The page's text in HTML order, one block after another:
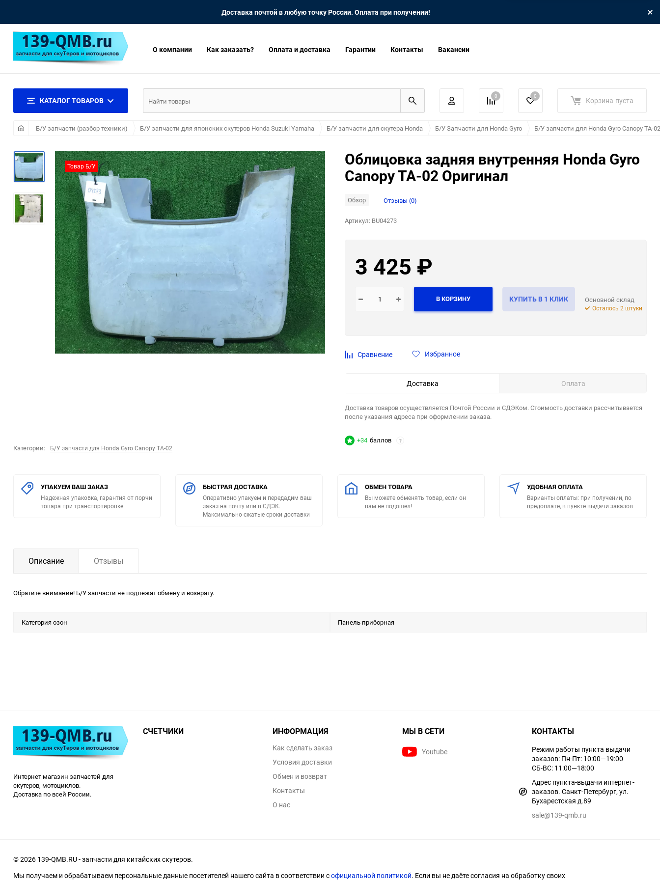
Доставка почтой в любую точку России. Оплата при получении!
О компании Как заказать? Оплата и доставка Гарантии Контакты Вакансии
КАТАЛОГ ТОВАРОВ 0 0 Корзина пуста
Б/У запчасти (разбор техники) Б/У запчасти для японских скутеров Honda Suzuki Yamaha Б/У запчасти для скутера Honda Б/У Запчасти для Honda Gyro Б/У запчасти для Honda Gyro Canopy TA-02
Товар Б/У
Категории: Б/У запчасти для Honda Gyro Canopy TA-02
Облицовка задняя внутренняя Honda Gyro
Canopy TA-02 Оригинал
Обзор Отзывы (0)
Артикул: BU04273
3 425 ₽
В КОРЗИНУ КУПИТЬ В 1 КЛИК Основной склад
Осталось 2 штуки
Сравнение Избранное
Доставка Оплата
Доставка товаров осуществляется Почтой России и СДЭКом. Стоимость доставки рассчитывается
после указания адреса при оформлении заказа.
+34 баллов ?
УПАКУЕМ ВАШ ЗАКАЗ
Надежная упаковка, гарантия от порчи
товара при транспортировке
БЫСТРАЯ ДОСТАВКА
Оперативно упакуем и передадим ваш
заказ на почту или в СДЭК.
Максимально сжатые сроки доставки
ОБМЕН ТОВАРА
Вы можете обменять товар, если он
вам не подошел!
УДОБНАЯ ОПЛАТА
Варианты оплаты: при получении, по
предоплате, в пункте выдачи заказов
Описание Отзывы
Обратите внимание! Б/У запчасти не подлежат обмену и возврату.
Категория озон Панель приборная
Интернет магазин запчастей для
скутеров, мотоциклов.
Доставка по всей России.
СЧЕТЧИКИ ИНФОРМАЦИЯ
Как сделать заказ
Условия доставки
Обмен и возврат
Контакты
О нас
МЫ В СЕТИ
Youtube
КОНТАКТЫ
Режим работы пункта выдачи
заказов: Пн-Пт: 10:00—19:00
СБ-ВС: 11:00—18:00
Адрес пункта-выдачи интернет-
заказов. Санкт-Петербург, ул.
Бухарестская д.89
sale@139-qmb.ru
© 2026 139-QMB.RU - запчасти для китайских скутеров.
Мы получаем и обрабатываем персональные данные посетителей нашего сайта в соответствии софициальной политикой. Если вы не даёте согласия на обработку своих